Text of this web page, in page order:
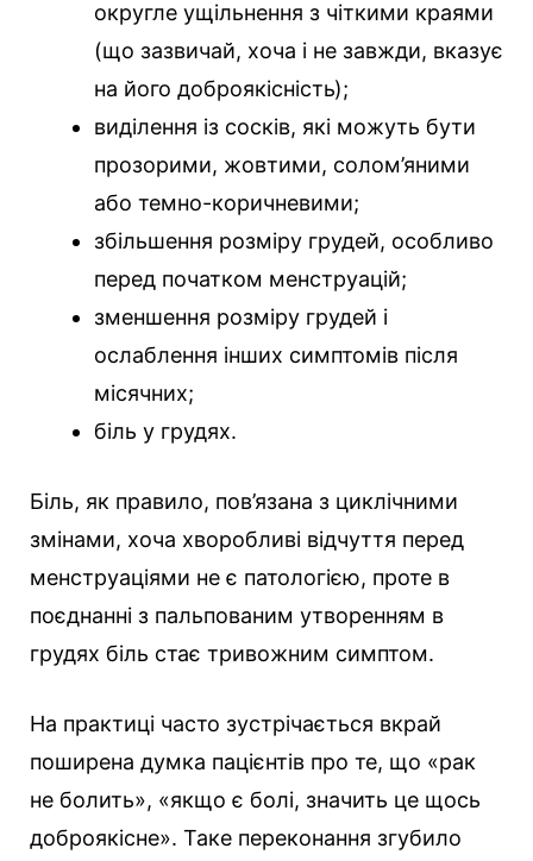
округле ущільнення з чіткими краями
(що зазвичай, хоча і не завжди, вказує
на його доброякісність);
виділення із сосків, які можуть бути
прозорими, жовтими, солом’яними
або темно-коричневими;
збільшення розміру грудей, особливо
перед початком менструацій;
зменшення розміру грудей і
ослаблення інших симптомів після
місячних;
біль у грудях.
Біль, як правило, пов’язана з циклічними
змінами, хоча хворобливі відчуття перед
менструаціями не є патологією, проте в
поєднанні з пальпованим утворенням в
грудях біль стає тривожним симптом.
На практиці часто зустрічається вкрай
поширена думка пацієнтів про те, що «рак
не болить», «якщо є болі, значить це щось
доброякісне». Таке переконання згубило